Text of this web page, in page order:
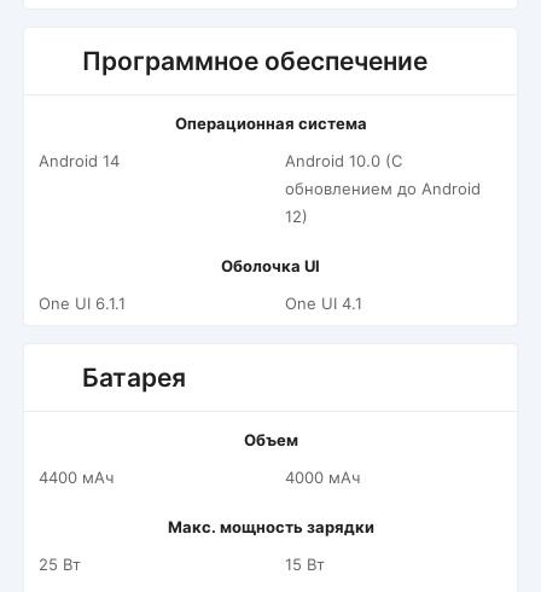
Программное обеспечение
Операционная система
Android 14
Android 10.0 (С
обновлением до Android
12)
Оболочка UI
One UI 6.1.1
One UI 4.1
Батарея
Объем
4400 мАч
4000 мАч
Макс. мощность зарядки
25 Вт
15 Вт